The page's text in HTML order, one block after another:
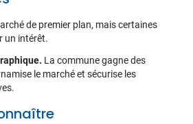
de premier plan, mais certaines
un intérêt.
La commune gagne des
le marché et sécurise les